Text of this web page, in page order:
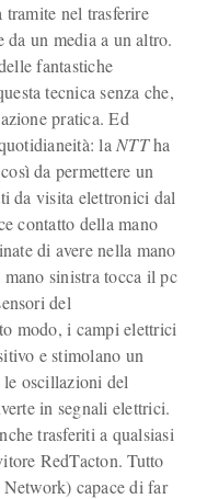
nel trasferire
un media a un altro.
fantastiche
tecnica senza che,
pratica. Ed
la NTTha
da permettere un
da visita elettronici dal
contatto della mano
di avere nella mano
sinistra tocca il pc
del
modo, i campi elettrici
e stimolano un
oscillazioni del
in segnali elettrici.
trasferiti a qualsiasi
RedTacton. Tutto
capace di far